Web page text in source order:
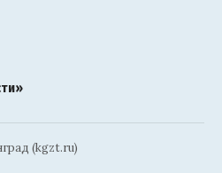
(kgzt.ru)